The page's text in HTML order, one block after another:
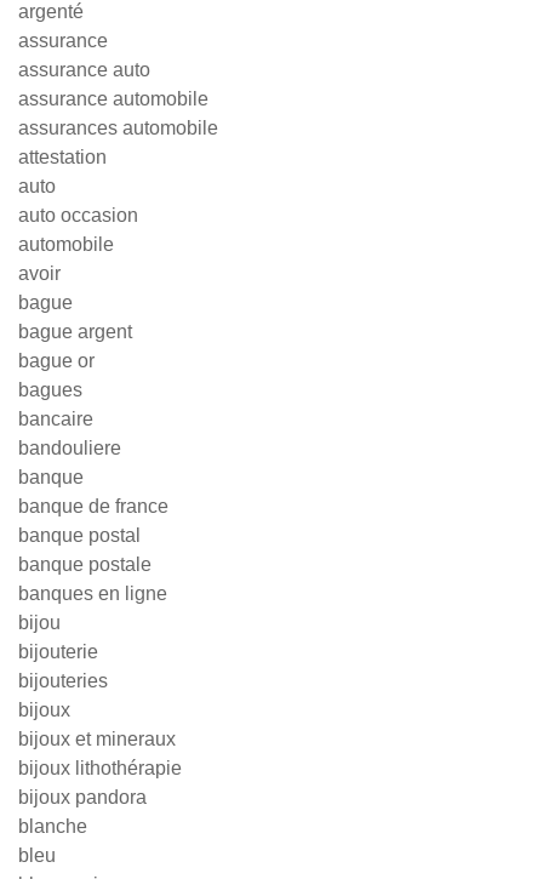
argenté
assurance
assurance auto
assurance automobile
assurances automobile
attestation
auto
auto occasion
automobile
avoir
bague
bague argent
bague or
bagues
bancaire
bandouliere
banque
banque de france
banque postal
banque postale
banques en ligne
bijou
bijouterie
bijouteries
bijoux
bijoux et mineraux
bijoux lithothérapie
bijoux pandora
blanche
bleu